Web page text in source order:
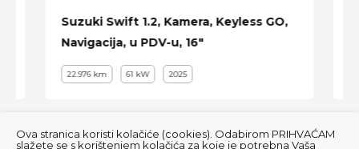
Suzuki Swift 1.2, Kamera, Keyless GO,
Navigacija, u PDV-u, 16"
22.976 km 61 kW 2025
Ova stranica koristi kolačiće (cookies). Odabirom PRIHVAĆAM
slažete se s korištenjem kolačića za koje je potrebna Vaša